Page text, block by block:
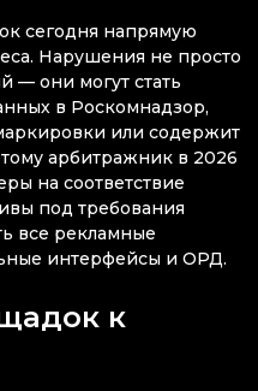
сегодня напрямую
Нарушения не просто
— они могут стать
в Роскомнадзор,
или содержит
арбитражник в 2026
на соответствие
под требования
все рекламные
интерфейсы и ОРД.
к